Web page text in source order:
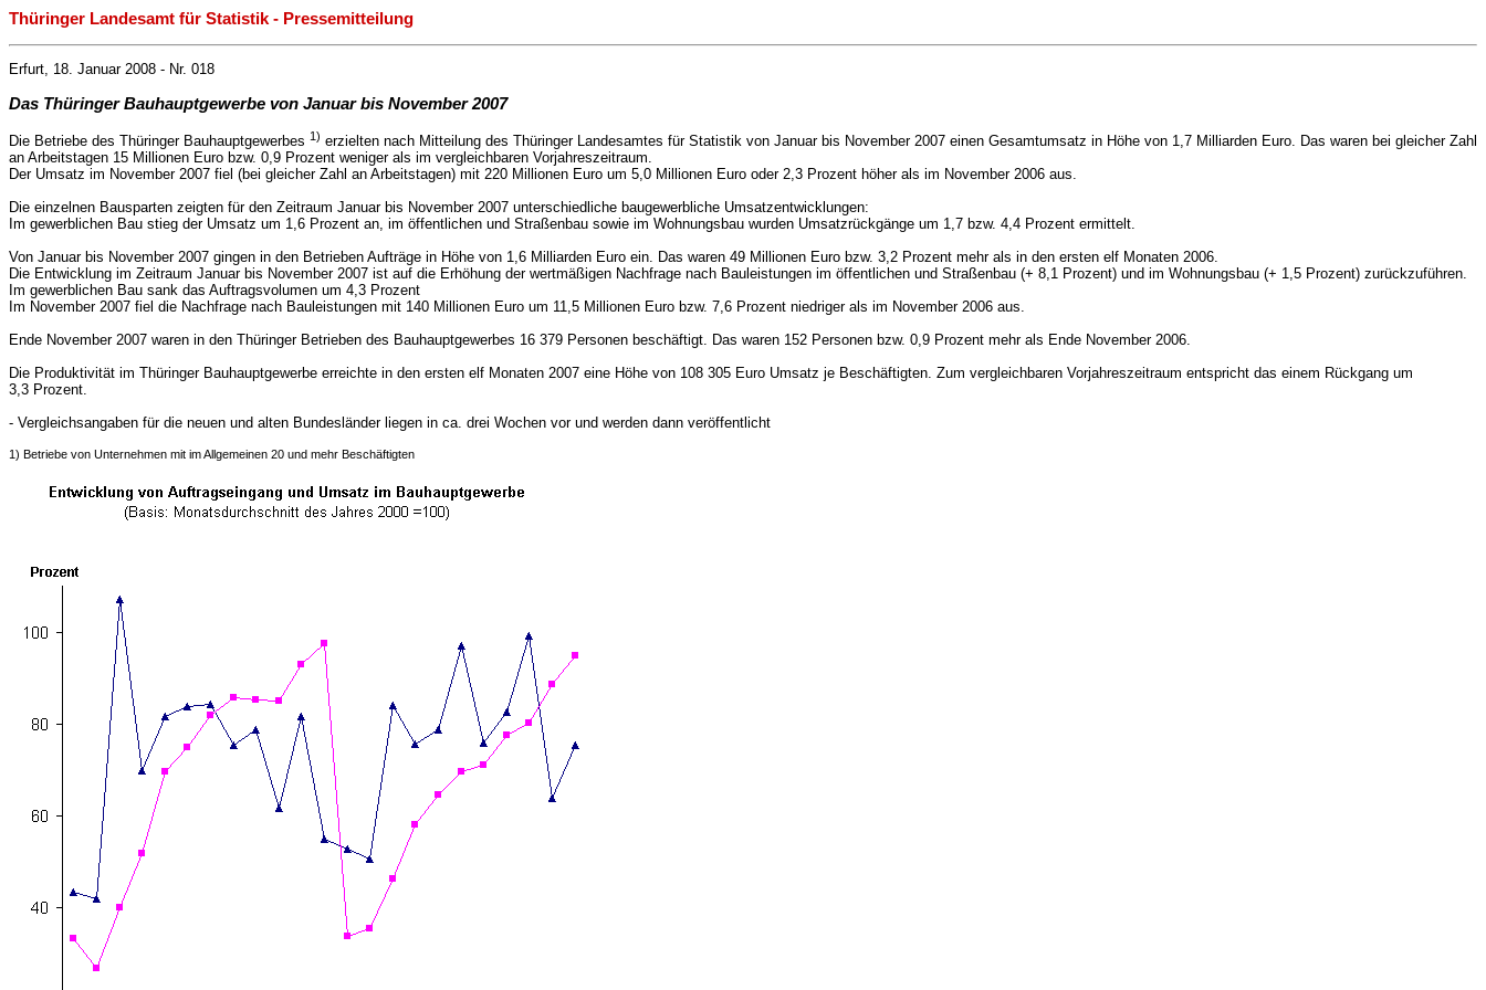
Thüringer Landesamt für Statistik - Pressemitteilung
Erfurt, 18. Januar 2008 - Nr. 018
Das Thüringer Bauhauptgewerbe von Januar bis November 2007
Die Betriebe des Thüringer Bauhauptgewerbes 1) erzielten nach Mitteilung des Thüringer Landesamtes für Statistik von Januar bis November 2007 einen Gesamtumsatz in Höhe von 1,7 Milliarden Euro. Das waren bei gleicher Zahl
an Arbeitstagen 15 Millionen Euro bzw. 0,9 Prozent weniger als im vergleichbaren Vorjahreszeitraum.
Der Umsatz im November 2007 fiel (bei gleicher Zahl an Arbeitstagen) mit 220 Millionen Euro um 5,0 Millionen Euro oder 2,3 Prozent höher als im November 2006 aus.
Die einzelnen Bausparten zeigten für den Zeitraum Januar bis November 2007 unterschiedliche baugewerbliche Umsatzentwicklungen:
Im gewerblichen Bau stieg der Umsatz um 1,6 Prozent an, im öffentlichen und Straßenbau sowie im Wohnungsbau wurden Umsatzrückgänge um 1,7 bzw. 4,4 Prozent ermittelt.
Von Januar bis November 2007 gingen in den Betrieben Aufträge in Höhe von 1,6 Milliarden Euro ein. Das waren 49 Millionen Euro bzw. 3,2 Prozent mehr als in den ersten elf Monaten 2006.
Die Entwicklung im Zeitraum Januar bis November 2007 ist auf die Erhöhung der wertmäßigen Nachfrage nach Bauleistungen im öffentlichen und Straßenbau (+ 8,1 Prozent) und im Wohnungsbau (+ 1,5 Prozent) zurückzuführen.
Im gewerblichen Bau sank das Auftragsvolumen um 4,3 Prozent
Im November 2007 fiel die Nachfrage nach Bauleistungen mit 140 Millionen Euro um 11,5 Millionen Euro bzw. 7,6 Prozent niedriger als im November 2006 aus.
Ende November 2007 waren in den Thüringer Betrieben des Bauhauptgewerbes 16 379 Personen beschäftigt. Das waren 152 Personen bzw. 0,9 Prozent mehr als Ende November 2006.
Die Produktivität im Thüringer Bauhauptgewerbe erreichte in den ersten elf Monaten 2007 eine Höhe von 108 305 Euro Umsatz je Beschäftigten. Zum vergleichbaren Vorjahreszeitraum entspricht das einem Rückgang um
3,3 Prozent.
- Vergleichsangaben für die neuen und alten Bundesländer liegen in ca. drei Wochen vor und werden dann veröffentlicht
1) Betriebe von Unternehmen mit im Allgemeinen 20 und mehr Beschäftigten